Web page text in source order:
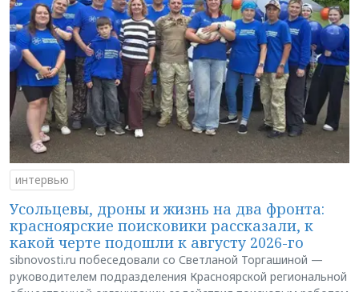
интервью
Усольцевы, дроны и жизнь на два фронта:
красноярские поисковики рассказали, к
какой черте подошли к августу 2026-го
sibnovosti.ru побеседовали со Светланой Торгашиной —
руководителем подразделения Красноярской региональной